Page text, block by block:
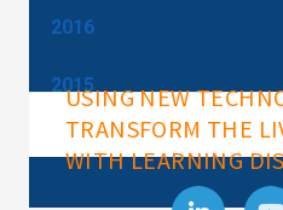
2016
2015
USING NEW
TRANSFORM THE
WITH LEARNING